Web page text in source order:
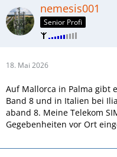
nemesis001
Senior Profi
18. Mai 2026
Auf Mallorca in Palma gibt
Band 8 und in Italien bei
aband 8. Meine Telekom
Gegebenheiten vor Ort